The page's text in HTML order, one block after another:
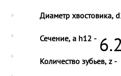
Диаметр хвостовика,
Сечение, a h12 -
Количество зубьев, z -